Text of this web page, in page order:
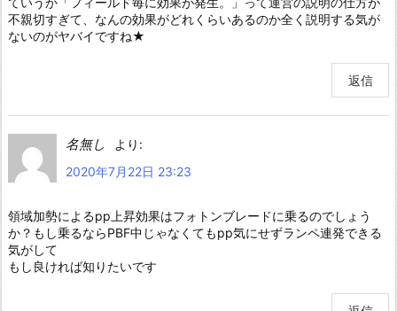
不親切すぎて、なんの効果がどれくらいあるのか全く説明する気が
ないのがヤバイですね★
返信
名無し
より:
2020年7月22日 23:23
領域加勢によるpp上昇効果はフォトンブレードに乗るのでしょう
か？もし乗るならPBF中じゃなくてもpp気にせずランペ連発できる
気がして
もし良ければ知りたいです